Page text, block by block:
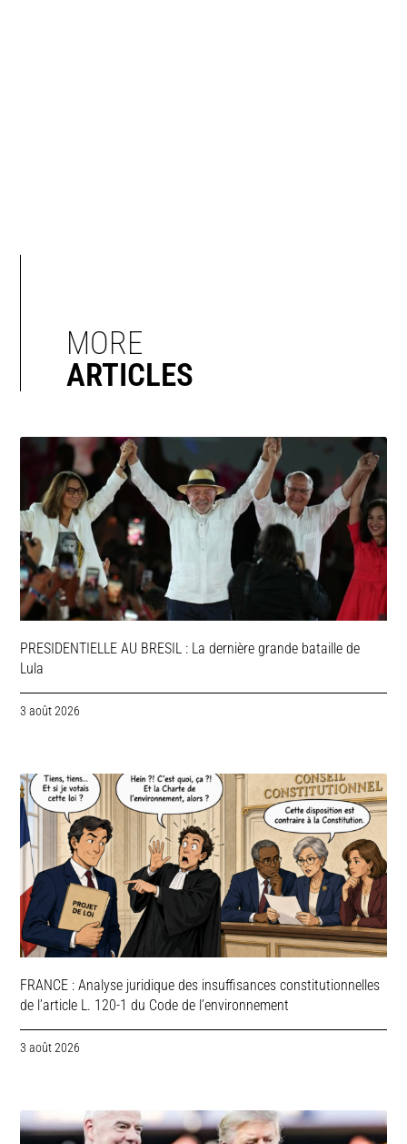
MORE
ARTICLES
PRESIDENTIELLE AU BRESIL : La dernière grande bataille de
Lula
3 août 2026
FRANCE : Analyse juridique des insuffisances constitutionnelles
de l’article L. 120-1 du Code de l’environnement
3 août 2026